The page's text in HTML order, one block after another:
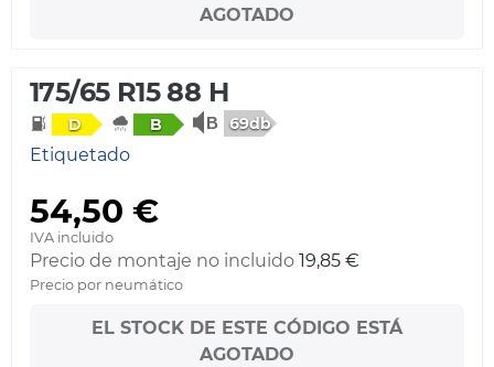
AGOTADO
175/65 R15 88 H
D B 69db
Etiquetado
54,50 €
IVA incluido
Precio de montaje no incluido 19,85 €
Precio por neumático
EL STOCK DE ESTE CÓDIGO ESTÁ
AGOTADO